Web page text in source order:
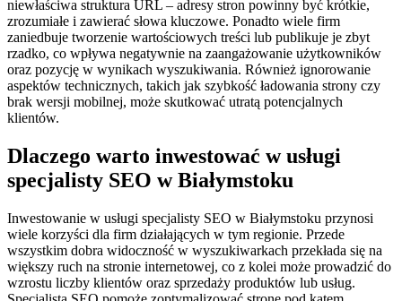
niewłaściwa struktura URL – adresy stron powinny być krótkie,
zrozumiałe i zawierać słowa kluczowe. Ponadto wiele firm
zaniedbuje tworzenie wartościowych treści lub publikuje je zbyt
rzadko, co wpływa negatywnie na zaangażowanie użytkowników
oraz pozycję w wynikach wyszukiwania. Również ignorowanie
aspektów technicznych, takich jak szybkość ładowania strony czy
brak wersji mobilnej, może skutkować utratą potencjalnych
klientów.
Dlaczego warto inwestować w usługi
specjalisty SEO w Białymstoku
Inwestowanie w usługi specjalisty SEO w Białymstoku przynosi
wiele korzyści dla firm działających w tym regionie. Przede
wszystkim dobra widoczność w wyszukiwarkach przekłada się na
większy ruch na stronie internetowej, co z kolei może prowadzić do
wzrostu liczby klientów oraz sprzedaży produktów lub usług.